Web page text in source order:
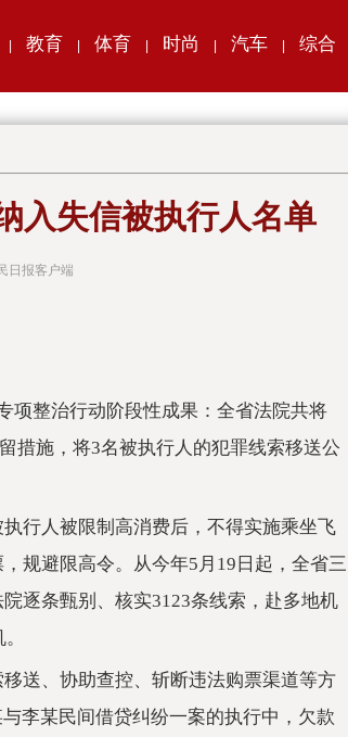
教育 体育 时尚 汽车 综合
入失信被执行人名单
日报客户端
项整治行动阶段性成果：全省法院共将
措施，将3名被执行人的犯罪线索移送公
行人被限制高消费后，不得实施乘坐飞
规避限高令。从今年5月19日起，全省三
逐条甄别、核实3123条线索，赴多地机
送、协助查控、斩断违法购票渠道等方
李某民间借贷纠纷一案的执行中，欠款